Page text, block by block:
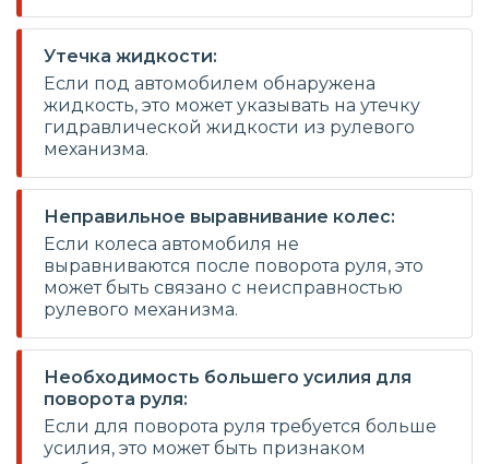
Утечка жидкости:
Если под автомобилем обнаружена
жидкость, это может указывать на утечку
гидравлической жидкости из рулевого
механизма.
Неправильное выравнивание колес:
Если колеса автомобиля не
выравниваются после поворота руля, это
может быть связано с неисправностью
рулевого механизма.
Необходимость большего усилия для
поворота руля:
Если для поворота руля требуется больше
усилия, это может быть признаком